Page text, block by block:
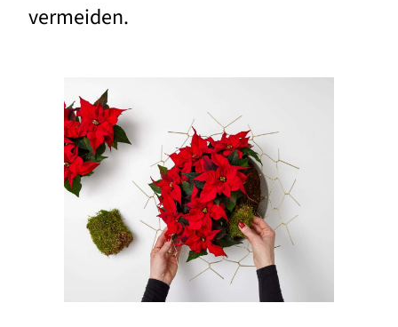
vermeiden.